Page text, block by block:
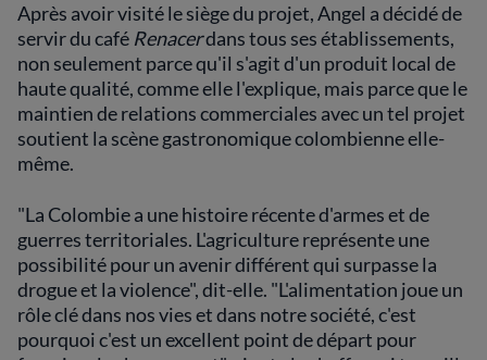
Après avoir visité le siège du projet, Angel a décidé de
servir du café Renacerdans tous ses établissements,
non seulement parce qu'il s'agit d'un produit local de
haute qualité, comme elle l'explique, mais parce que le
maintien de relations commerciales avec un tel projet
soutient la scène gastronomique colombienne elle-
même.
"La Colombie a une histoire récente d'armes et de
guerres territoriales. L'agriculture représente une
possibilité pour un avenir différent qui surpasse la
drogue et la violence", dit-elle. "L'alimentation joue un
rôle clé dans nos vies et dans notre société, c'est
pourquoi c'est un excellent point de départ pour